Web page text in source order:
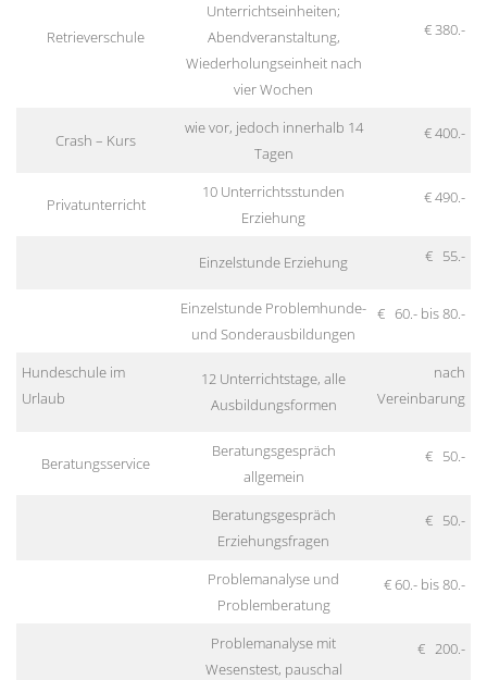
Retrieverschule
Unterrichtseinheiten;
Abendveranstaltung,
Wiederholungseinheit nach
vier Wochen
€ 380.-
Crash – Kurs
wie vor, jedoch innerhalb 14
Tagen
€ 400.-
Privatunterricht
10 Unterrichtsstunden
Erziehung
€ 490.-
Einzelstunde Erziehung € 55.-
Einzelstunde Problemhunde-
und Sonderausbildungen
€ 60.- bis 80.-
Hundeschule im
Urlaub
12 Unterrichtstage, alle
Ausbildungsformen
nach
Vereinbarung
Beratungsservice
Beratungsgespräch
allgemein
€ 50.-
Beratungsgespräch
Erziehungsfragen
€ 50.-
Problemanalyse und
Problemberatung
€ 60.- bis 80.-
Problemanalyse mit
Wesenstest, pauschal
€ 200.-